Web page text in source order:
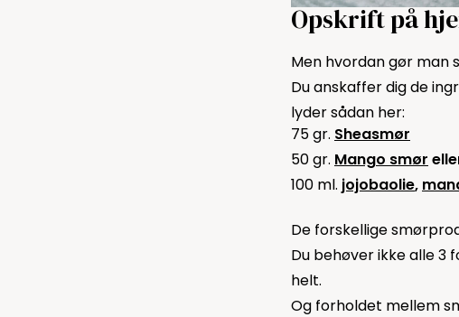
Opskrift på
Men hvordan gør man
Du anskaffer dig de
lyder sådan her:
75 gr. Sheasmør
50 gr. Mango smør
100 ml. jojobaolie,
De forskellige
Du behøver ikke alle 3
helt.
Og forholdet mellem